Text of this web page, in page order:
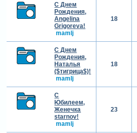
С Днем
Рождения,
Angelina
Grigoreva!
mamlj
18
С Днем
Рождения,
Наталья
($тигрица$)!
mamlj
18
С
Юбилеем,
Женечка
starnov!
mamlj
23